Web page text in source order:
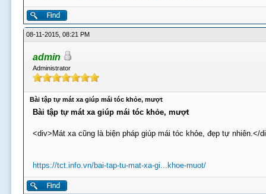
08-11-2015, 08:21 PM
admin
Administrator
Bài tập tự mát xa giúp mái tóc khỏe, mượt
Bài tập tự mát xa giúp mái tóc khỏe, mượt
<div>Mát xa cũng là biện pháp giúp mái tóc khỏe, đẹp tự nhiên.</
https://tct.info.vn/bai-tap-tu-mat-xa-gi...khoe-muot/